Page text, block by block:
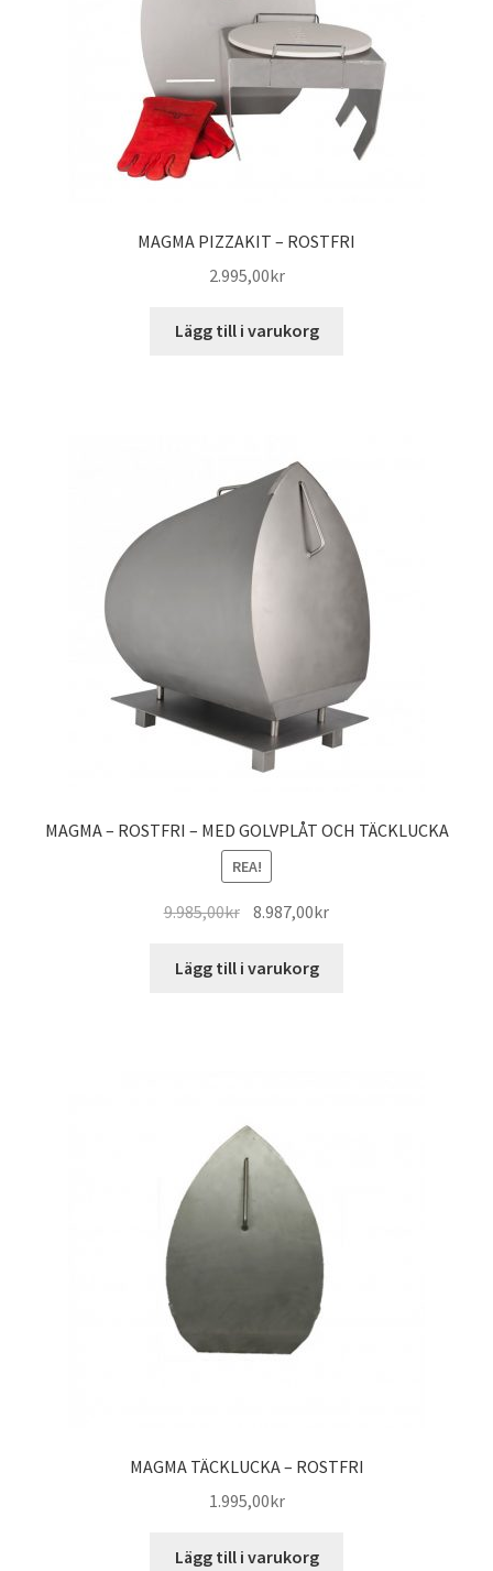
MAGMA PIZZAKIT – ROSTFRI
2.995,00kr
Lägg till i varukorg
MAGMA – ROSTFRI – MED GOLVPLÅT OCH TÄCKLUCKA
REA!
9.985,00kr Det
priset
8.987,00krDet
Lägg till i varukorg
MAGMA TÄCKLUCKA – ROSTFRI
1.995,00kr
Lägg till i varukorg